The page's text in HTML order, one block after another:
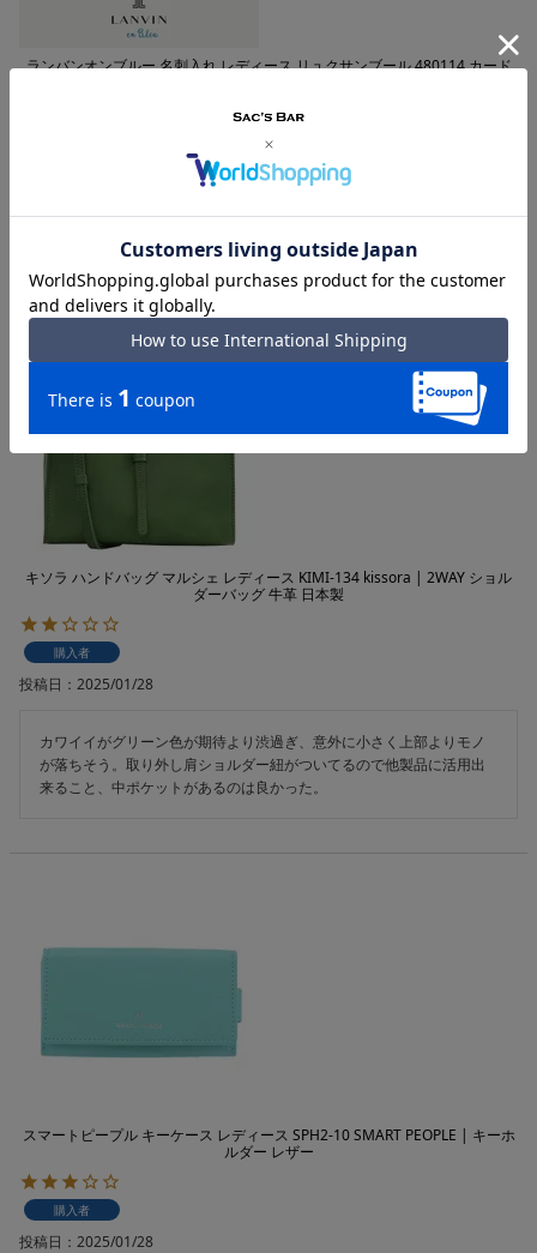
ランバンオンブルー 名刺入れ レディース リュクサンブール 480114 カード
キソラ ハンドバッグ マルシェ レディース KIMI-134 kissora | 2WAY ショル
ダーバッグ 牛革 日本製
購入者
投稿日 2025/01/28
カワイイがグリーン色が期待より渋過ぎ、意外に小さく上部よりモノ
が落ちそう。取り外し肩ショルダー紐がついてるので他製品に活用出
来ること、中ポケットがあるのは良かった。
スマートピープル キーケース レディース SPH2-10 SMART PEOPLE | キーホ
ルダー レザー
購入者
投稿日 2025/01/28